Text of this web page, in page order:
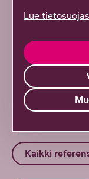
nykytila
Kaikki
Lue